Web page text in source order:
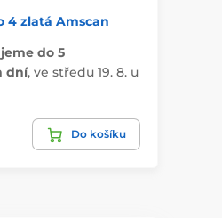
4 zlatá Amscan
do 5
dní, ve středu 19. 8. u
Do košíku